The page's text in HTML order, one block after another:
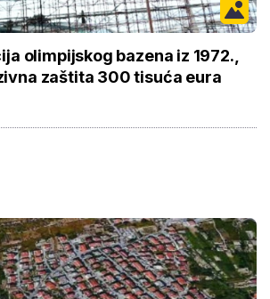
olimpijskog bazena iz 1972.,
zaštita 300 tisuća eura